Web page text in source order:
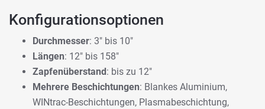
Konfigurationsoptionen
Durchmesser: 3" bis 10"
Längen: 12" bis 158"
Zapfenüberstand: bis zu 12"
Mehrere Beschichtungen: Blankes Aluminium,
WINtrac-Beschichtungen, Plasmabeschichtung,